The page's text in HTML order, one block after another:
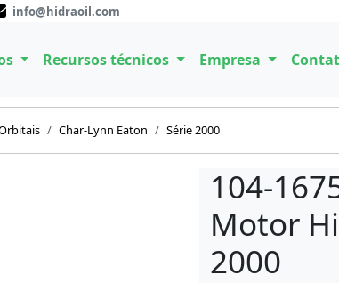
info@hidraoil.com
Recursos técnicos Empresa
Char-Lynn Eaton Série 2000
104-
Motor
2000